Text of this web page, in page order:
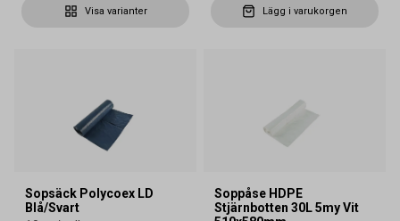
Visa varianter Lägg i varukorgen
Sopsäck Polycoex LD
Blå/Svart
Soppåse HDPE
Stjärnbotten 30L 5my Vit